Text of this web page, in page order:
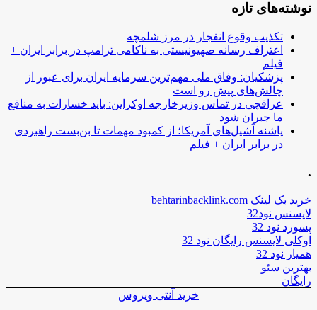
نوشته‌های تازه
تکذیب وقوع انفجار در مرز شلمچه
اعتراف رسانه صهیونیستی به ناکامی ترامپ در برابر ایران +
فیلم
پزشکیان: وفاق ملی مهم‌ترین سرمایه ایران برای عبور از
چالش‌های پیش رو است
عراقچی در تماس وزیرخارجه اوکراین: باید خسارات به منافع
ما جبران شود
پاشنه آشیل‌های آمریکا؛ از کمبود مهمات تا بن‌بست راهبردی
در برابر ایران + فیلم
.
خرید بک لینک behtarinbacklink.com
لایسنس نود32
پسورد نود 32
اوکلی لایسنس رایگان نود 32
همیار نود 32
بهترین سئو
رایگان
خرید آنتی ویروس